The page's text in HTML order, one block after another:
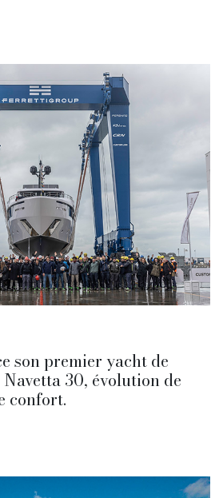
son premier yacht de
Navetta 30, évolution de
confort.